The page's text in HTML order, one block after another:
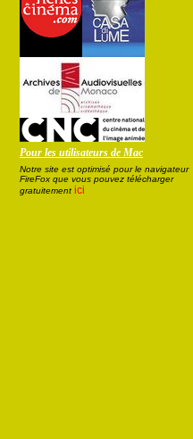
Pour les utilisateurs de Mac
Notre site est optimisé pour le navigateur
FireFox que vous pouvez télécharger
gratuitement ici